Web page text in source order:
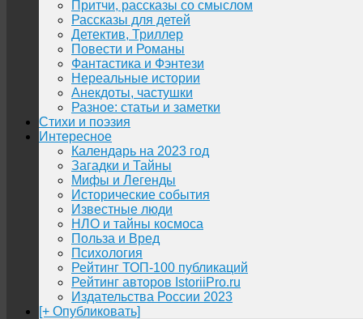
Притчи, рассказы со смыслом
Рассказы для детей
Детектив, Триллер
Повести и Романы
Фантастика и Фэнтези
Нереальные истории
Анекдоты, частушки
Разное: статьи и заметки
Стихи и поэзия
Интересное
Календарь на 2023 год
Загадки и Тайны
Мифы и Легенды
Исторические события
Известные люди
НЛО и тайны космоса
Польза и Вред
Психология
Рейтинг ТОП-100 публикаций
Рейтинг авторов IstoriiPro.ru
Издательства России 2023
[+ Опубликовать]